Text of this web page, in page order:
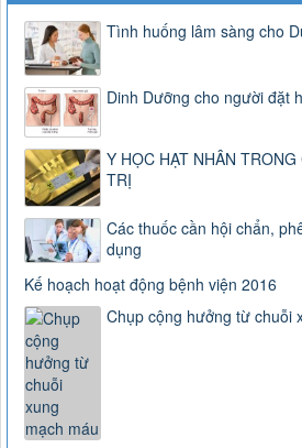
Tình huống lâm sàng cho
Dinh Dưỡng cho người đặt
Y HỌC HẠT NHÂN
TRỊ
Các thuốc cần hội chẩn,
dụng
Kế hoạch hoạt động bệnh viện 2016
Chụp cộng hưởng từ chuỗi